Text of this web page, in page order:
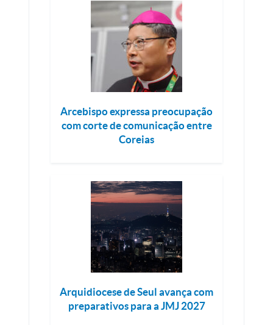
Arcebispo expressa preocupação
com corte de comunicação entre
Coreias
Arquidiocese de Seul avança com
preparativos para a JMJ 2027